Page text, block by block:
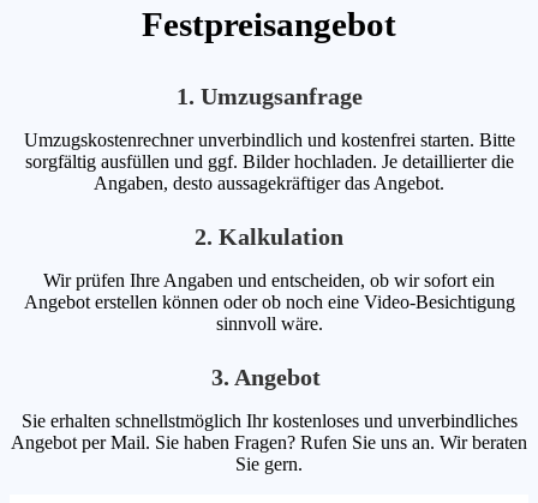
Festpreisangebot
1. Umzugsanfrage
Umzugskostenrechner unverbindlich und kostenfrei starten. Bitte
sorgfältig ausfüllen und ggf. Bilder hochladen. Je detaillierter die
Angaben, desto aussagekräftiger das Angebot.
2. Kalkulation
Wir prüfen Ihre Angaben und entscheiden, ob wir sofort ein
Angebot erstellen können oder ob noch eine Video-Besichtigung
sinnvoll wäre.
3. Angebot
Sie erhalten schnellstmöglich Ihr kostenloses und unverbindliches
Angebot per Mail. Sie haben Fragen? Rufen Sie uns an. Wir beraten
Sie gern.